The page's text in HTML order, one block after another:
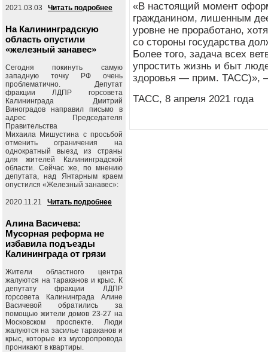
«В настоящий момент
гражданином, лишенным
уровне не проработано,
со стороны государства
Более того, задача всех
упростить жизнь и быт
здоровья — прим. ТАСС)»,
ТАСС, 8 апреля 2021 года
2021.03.03 Читать подробнее
На Калининградскую
область опустили
«железный занавес»
Сегодня покинуть самую
западную точку РФ очень
проблематично. Депутат
фракции ЛДПР горсовета
Калининграда Дмитрий
Виноградов направил письмо в
адрес Председателя
Правительства
Михаила Мишустина с просьбой
отменить ограничения на
однократный выезд из страны
для жителей Калининградской
области. Сейчас же, по мнению
депутата, над Янтарным краем
опустился «Железный занавес»:
2020.11.21 Читать подробнее
Алина Васичева:
Мусорная реформа не
избавила подъезды
Калининграда от грязи
Жители областного центра
жалуются на тараканов и крыс. К
депутату фракции ЛДПР
горсовета Калининграда Алине
Васичевой обратились за
помощью жители домов 23-27 на
Московском проспекте. Люди
жалуются на засилье тараканов и
крыс, которые из мусоропровода
проникают в квартиры.